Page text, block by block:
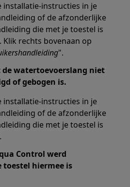
installatie-instructies in je
of de afzonderlijke
die met je toestel is
Klik rechts bovenaan op
".
de watertoevoerslang niet
of gebogen is.
installatie-instructies in je
of de afzonderlijke
die met je toestel is
Control werd
toestel hiermee is